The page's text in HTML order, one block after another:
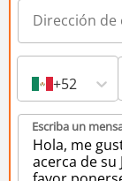
+52
Escriba un